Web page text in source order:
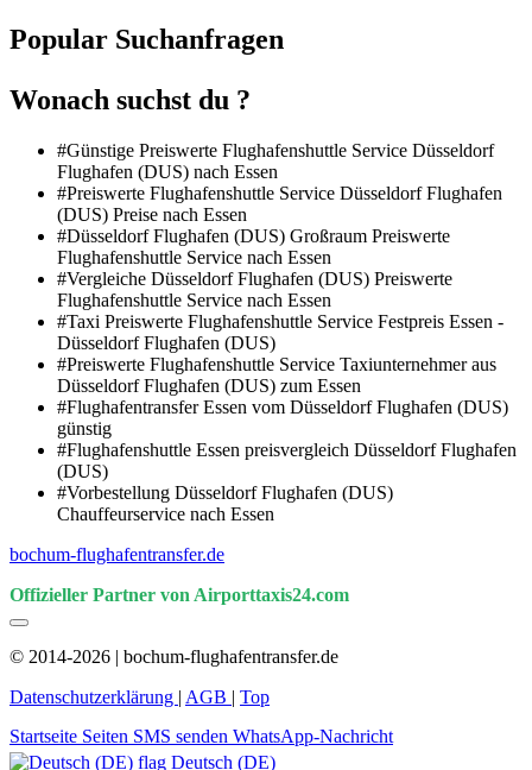
Popular Suchanfragen
Wonach suchst du ?
#Günstige Preiswerte Flughafenshuttle Service Düsseldorf
Flughafen (DUS) nach Essen
#Preiswerte Flughafenshuttle Service Düsseldorf Flughafen
(DUS) Preise nach Essen
#Düsseldorf Flughafen (DUS) Großraum Preiswerte
Flughafenshuttle Service nach Essen
#Vergleiche Düsseldorf Flughafen (DUS) Preiswerte
Flughafenshuttle Service nach Essen
#Taxi Preiswerte Flughafenshuttle Service Festpreis Essen -
Düsseldorf Flughafen (DUS)
#Preiswerte Flughafenshuttle Service Taxiunternehmer aus
Düsseldorf Flughafen (DUS) zum Essen
#Flughafentransfer Essen vom Düsseldorf Flughafen (DUS)
günstig
#Flughafenshuttle Essen preisvergleich Düsseldorf Flughafen
(DUS)
#Vorbestellung Düsseldorf Flughafen (DUS)
Chauffeurservice nach Essen
bochum-flughafentransfer.de
Offizieller Partner von Airporttaxis24.com
© 2014-2026 | bochum-flughafentransfer.de
Datenschutzerklärung | AGB | Top
Startseite Seiten SMS senden WhatsApp-Nachricht
Deutsch (DE)